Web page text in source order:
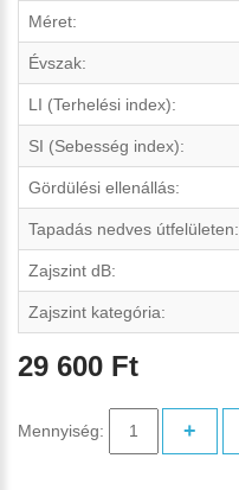
Méret:
Évszak:
LI (Terhelési index):
SI (Sebesség index):
Gördülési ellenállás:
Tapadás nedves útfelületen:
Zajszint dB:
Zajszint kategória:
29 600 Ft
Mennyiség: +